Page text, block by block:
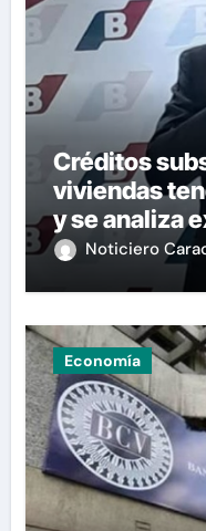
Créditos
viviendas
y se analiza
aranceles
Noticiero
Economía